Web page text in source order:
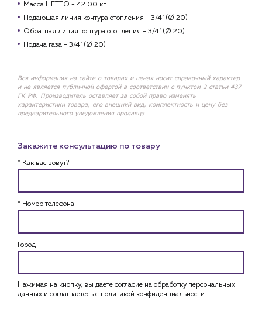
Масса НЕТТО - 42.00 кг
Подающая линия контура отопления - 3/4" (Ø 20)
Обратная линия контура отопления - 3/4" (Ø 20)
Подача газа - 3/4" (Ø 20)
Вся информация на сайте о товарах и ценах носит справочный характер
и не является публичной офертой в соответствии с пунктом 2 статьи 437
ГК РФ. Производитель оставляет за собой право изменять
характеристики товара, его внешний вид, комплектность и цену без
предварительного уведомления продавца
Закажите консультацию по товару
* Как вас зовут?
* Номер телефона
Город
Нажимая на кнопку, вы даете согласие на обработку персональных
данных и соглашаетесь c политикой конфиденциальности